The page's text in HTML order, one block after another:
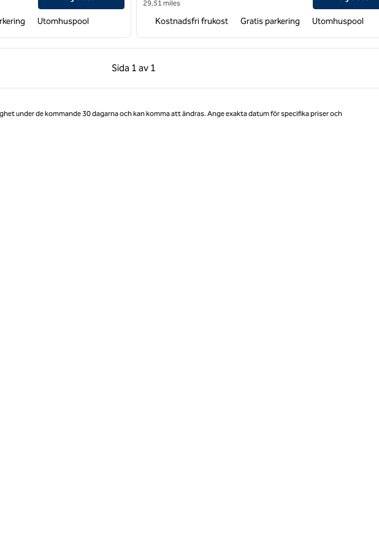
Utomhuspool
29,51 miles
Kostnadsfri frukost Gratis parkering Utomhuspool
Sida 1 av 1
Föregående sida, 1 av 1
Sida 1 av 1
under de kommande 30 dagarna och kan komma att ändras. Ange exakta datum för specifika priser och